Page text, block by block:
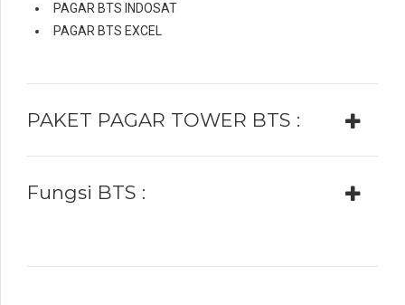
PAGAR BTS INDOSAT
PAGAR BTS EXCEL
PAKET PAGAR TOWER BTS :
Fungsi BTS :